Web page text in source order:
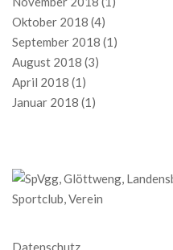
Oktober 2018 (4)
September 2018 (1)
August 2018 (3)
April 2018 (1)
Januar 2018 (1)
Datenschutz